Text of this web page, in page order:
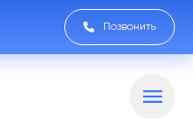
Позвонить